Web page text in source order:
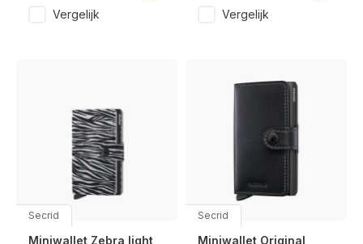
Vergelijk Vergelijk
Secrid
Miniwallet Zebra light
Secrid
Miniwallet Original